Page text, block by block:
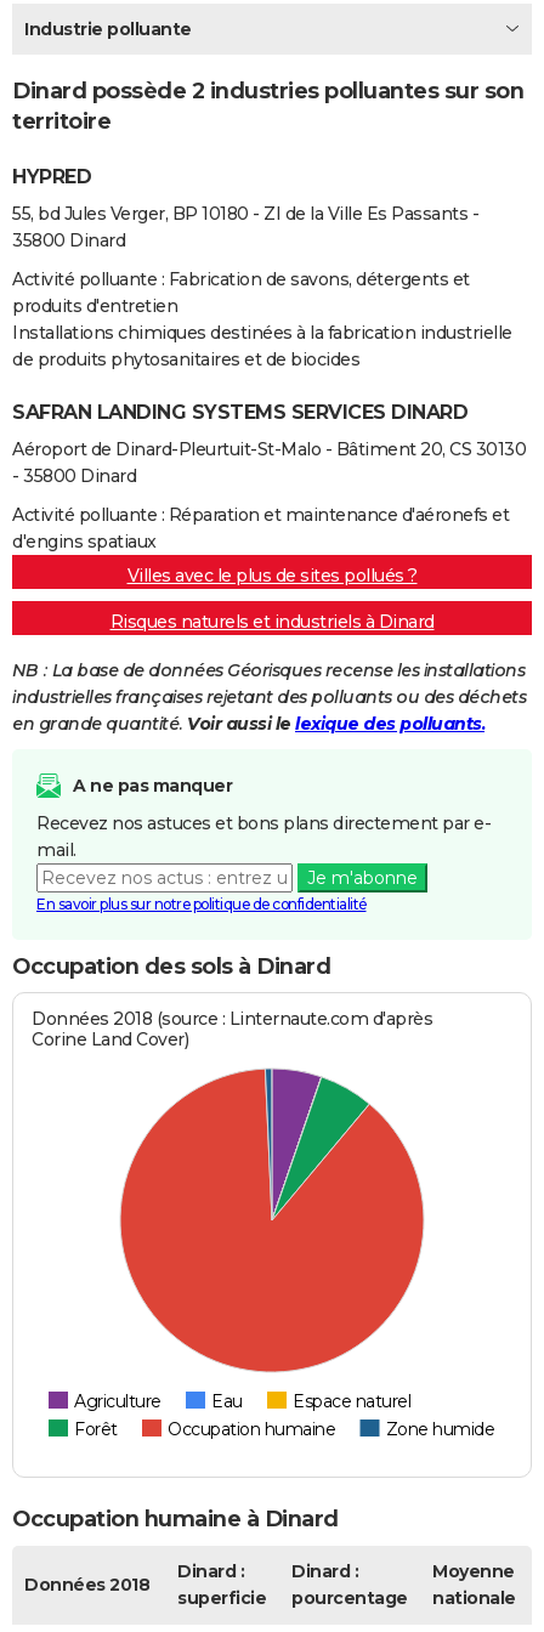
Destinations
City break
Voyage nature
Voyage de noces
Forum
Climat
+PHOTO
GUIDES D'ACHAT
BONS PLANS
CARTE DE VOEUX
Carte de Noël
Carte Bonne année
Carte Saint-Valentin
Carte Pâques
Carte d'anniversaire
DICTIONNAIRE
Dictionnaire
Biographies
Citations
Expressions
Proverbes
PROGRAMME TV
COPAINS D'AVANT
S'inscrire
Se connecter
Lycées
Collèges
Primaires
Universités
Entreprises
Service militaire
Avis de recherche
AVIS DE DÉCÈS
FORUM
Bricolage
Lifestyle
Culture
Sport
Auto
Television
Voyage
Cinema
Industrie polluante
Dinard possède 2 industries polluantes sur son
territoire
HYPRED
55, bd Jules Verger, BP 10180 - ZI de la Ville Es Passants -
35800 Dinard
Activité polluante : Fabrication de savons, détergents et
produits d'entretien
Installations chimiques destinées à la fabrication industrielle
de produits phytosanitaires et de biocides
SAFRAN LANDING SYSTEMS SERVICES DINARD
Aéroport de Dinard-Pleurtuit-St-Malo - Bâtiment 20, CS 30130
- 35800 Dinard
Activité polluante : Réparation et maintenance d'aéronefs et
d'engins spatiaux
Villes avec le plus de sites pollués ?
Risques naturels et industriels à Dinard
NB : La base de données Géorisques recense les installations
industrielles françaises rejetant des polluants ou des déchets
en grande quantité. Voir aussi le lexique des polluants.
A ne pas manquer
Recevez nos astuces et bons plans directement par e-
mail.
Je m'abonne
En savoir plus sur notre politique de confidentialité
Occupation des sols à Dinard
Données 2018 (source : Linternaute.com d'après
Corine Land Cover)
Agriculture Eau
Espace naturel
Forêt
Occupation humaine Zone humide
Occupation humaine à Dinard
Données 2018
Dinard :
superficie
Dinard :
pourcentage
Moyenne
nationale